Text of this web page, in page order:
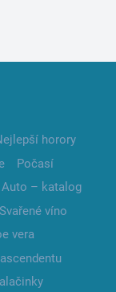
horory
Počasí
Auto – katalog
Svařené víno
vera